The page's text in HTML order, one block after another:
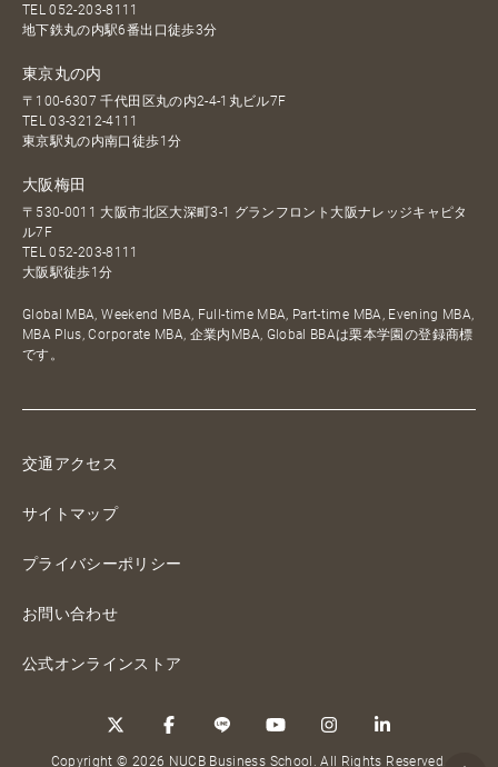
TEL052-203-8111
地下鉄丸の内駅6番出口徒歩3分
東京丸の内
〒100-6307 千代田区丸の内2-4-1丸ビル7F
TEL03-3212-4111
東京駅丸の内南口徒歩1分
大阪梅田
〒530-0011 大阪市北区大深町3-1 グランフロント大阪ナレッジキャピタ
ル7F
TEL052-203-8111
大阪駅徒歩1分
Global MBA, Weekend MBA, Full-time MBA, Part-time MBA, Evening MBA,
MBA Plus, Corporate MBA, 企業内MBA, Global BBAは栗本学園の登録商標
です。
交通アクセス
サイトマップ
プライバシーポリシー
お問い合わせ
公式オンラインストア
Copyright © 2026 NUCB Business School. All Rights Reserved.